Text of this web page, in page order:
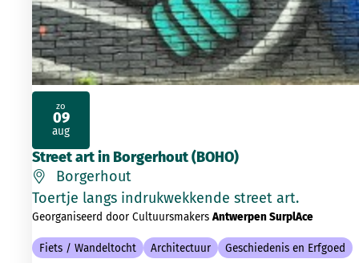
Street art in Borgerhout (BOHO)
Borgerhout
Toertje langs indrukwekkende street art.
Georganiseerd door CultuursmakersAntwerpen SurplAce
Fiets / Wandeltocht Architectuur Geschiedenis en Erfgoed
zo
09
aug
2026